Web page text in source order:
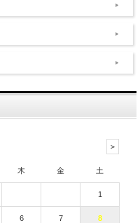
木 金 土
1
6 7 8